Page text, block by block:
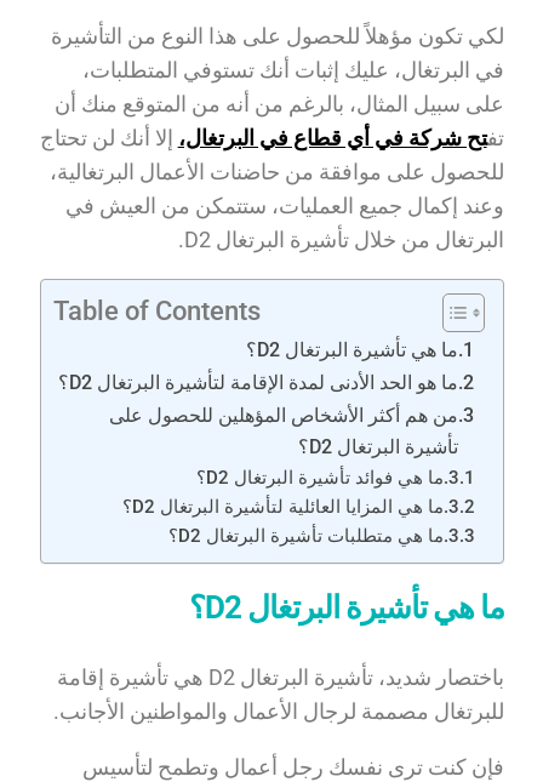
لكي تكون مؤهلاً للحصول على هذا النوع من التأشيرة
في البرتغال، عليك إثبات أنك تستوفي المتطلبات،
على سبيل المثال، بالرغم من أنه من المتوقع منك أن
تفتح شركة في أي قطاع في البرتغال، إلا أنك لن تحتاج
للحصول على موافقة من حاضنات الأعمال البرتغالية،
وعند إكمال جميع العمليات، ستتمكن من العيش في
البرتغال من خلال تأشيرة البرتغال D2.
Table of Contents
ما هي تأشيرة البرتغال D2؟
ما هو الحد الأدنى لمدة الإقامة لتأشيرة البرتغال D2؟
من هم أكثر الأشخاص المؤهلين للحصول على
تأشيرة البرتغال D2؟
ما هي فوائد تأشيرة البرتغال D2؟
ما هي المزايا العائلية لتأشيرة البرتغال D2؟
ما هي متطلبات تأشيرة البرتغال D2؟
ما هي تأشيرة البرتغال D2؟
باختصار شديد، تأشيرة البرتغال D2 هي تأشيرة إقامة
للبرتغال مصممة لرجال الأعمال والمواطنين الأجانب.
فإن كنت ترى نفسك رجل أعمال وتطمح لتأسيس